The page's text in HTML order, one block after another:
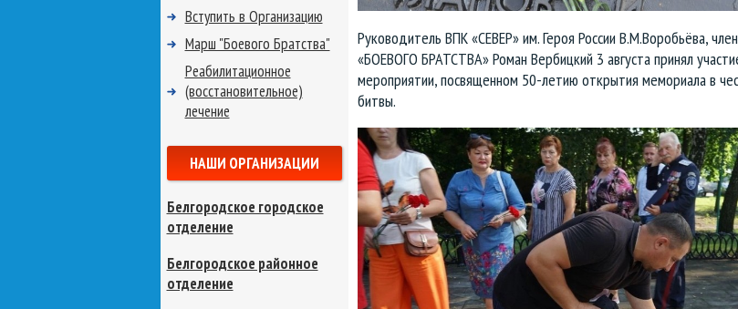
Руководитель ВПК «СЕВЕР» им. Героя России В.М.Воробьёва,
«БОЕВОГО БРАТСТВА» Роман Вербицкий 3 августа принял
мероприятии, посвященном 50-летию открытия мемориала в
битвы.
Вступить в Организацию
Марш "Боевого Братства"
Реабилитационное
(восстановительное)
лечение
НАШИ ОРГАНИЗАЦИИ
Белгородское городское
отделение
Белгородское районное
отделение